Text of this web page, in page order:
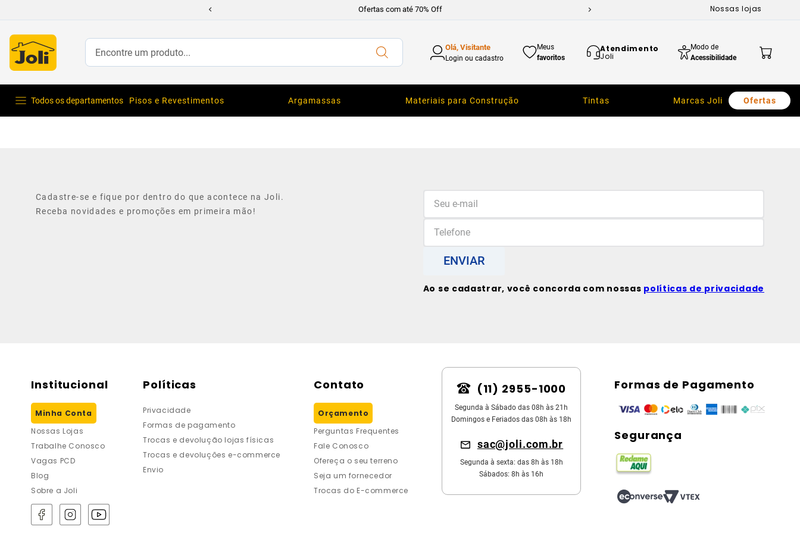
Ofertas com até 70% Off Nossas lojas
Encontre um produto... Olá, Visitante
Login ou cadastro
Meus
favoritos
Atendimento
Joli
Modo de
Acessibilidade
Todos os departamentos Pisos e Revestimentos Argamassas Materiais para Construção Tintas Marcas Joli Ofertas
Cadastre-se e fique por dentro do que acontece na Joli.
Receba novidades e promoções em primeira mão!
ENVIAR
Ao se cadastrar, você concorda com nossas políticas de privacidade
Institucional
Minha Conta
Nossas Lojas
Trabalhe Conosco
Vagas PCD
Blog
Sobre a Joli
Políticas
Privacidade
Formas de pagamento
Trocas e devolução lojas físicas
Trocas e devoluções e-commerce
Envio
Contato
Orçamento
Perguntas Frequentes
Fale Conosco
Ofereça o seu terreno
Seja um fornecedor
Trocas do E-commerce
(11) 2955-1000
Segunda à Sábado das 08h às 21h
Domingos e Feriados das 08h às 18h
sac@joli.com.br
Segunda à sexta: das 8h às 18h
Sábados: 8h às 16h
Formas de Pagamento
Segurança